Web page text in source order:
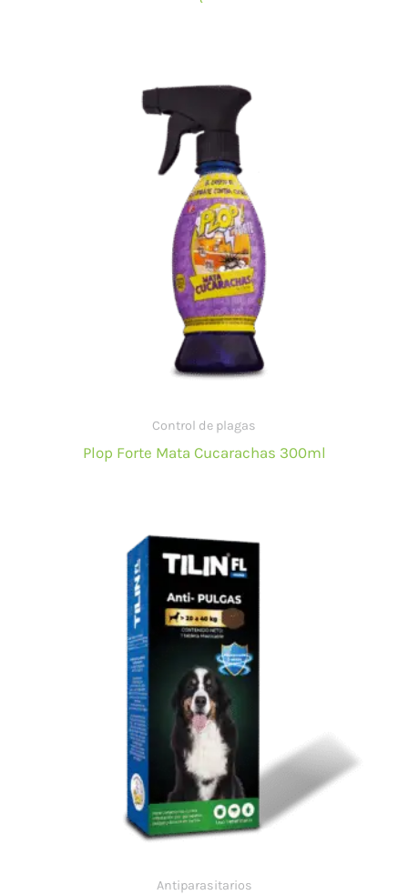
Control de plagas
Plop Forte Mata Cucarachas 300ml
Antiparasitarios